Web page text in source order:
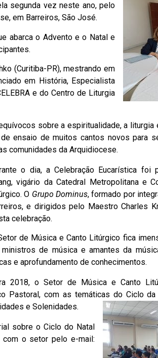
segunda vez neste ano, pelo
em Barreiros, São José.
abarca o Advento e o Natal e
(Curitiba-PR), mestrando em
em História, Especialista
e do Centro de Liturgia
sobre a espiritualidade, a liturgia
ensaio de muitos cantos novos para
comunidades da Arquidiocese.
o dia, a Celebração Eucarística foi
vigário da Catedral Metropolitana e
O Grupo Dominus, formado por
e dirigidos pelo Maestro Charles
celebração.
de Música e Canto Litúrgico fica
de música e amantes da
e aprofundamento de conhecimentos.
2018, o Setor de Música e Canto
Pastoral, com as temáticas do Ciclo da
e Solenidades.
sobre o Ciclo do Natal
com o setor pelo e-mail: